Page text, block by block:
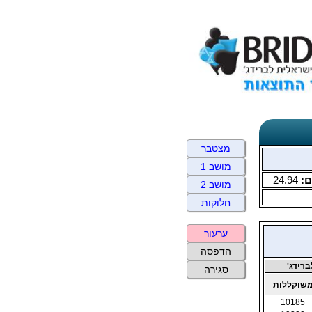
24.94
משוקללות
10185
מצטבר
מושב 1
מושב 2
חלוקות
ערעור
הדפסה
סגירה